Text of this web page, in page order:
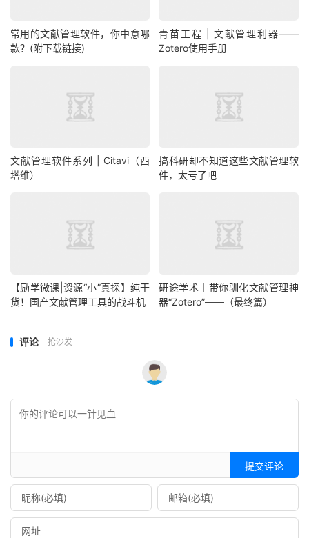
常用的文献管理软件，你中意哪
款？(附下载链接)
青苗工程 | 文献管理利器——
Zotero使用手册
文献管理软件系列 | Citavi（西
塔维）
搞科研却不知道这些文献管理软
件，太亏了吧
【励学微课|资源“小”真探】纯干
货！国产文献管理工具的战斗机
研途学术丨带你驯化文献管理神
器“Zotero”——（最终篇）
评论 抢沙发
提交评论